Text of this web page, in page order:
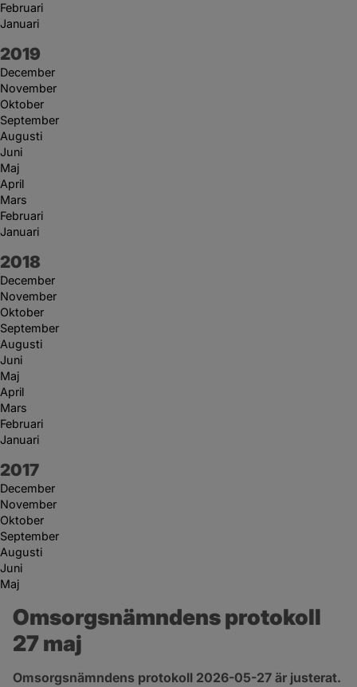
Februari
Januari
År:
2019
December
November
Oktober
September
Augusti
Juni
Maj
April
Mars
Februari
Januari
År:
2018
December
November
Oktober
September
Augusti
Juni
Maj
April
Mars
Februari
Januari
År:
2017
December
November
Oktober
September
Augusti
Juni
Maj
Omsorgsnämndens protokoll
27 maj
Omsorgsnämndens protokoll 2026-05-27 är justerat.